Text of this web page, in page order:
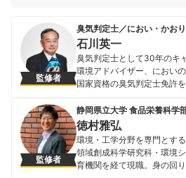
監修者
臭気判定士／におい・かお
石川英一
臭気判定士として30年のキ
環境アドバイザー、におい
国家資格の臭気判定士免許
キャリアを積み、2010年に
立。 自身の経験を活かして
ィアにも度々登場し、「に
ている。「パナソニック ボ
試験、「ファブリーズ」消
ど、大手企業の消臭効果試
監修者
静岡県立大学 食品栄養科学
徳村雅弘
環境・工学分野を専門とす
領域創成科学研究科・環境
育機関を経て現職。身の回